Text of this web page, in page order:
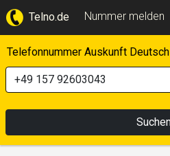
Telno.de Nummer melden
Telefonnummer Auskunft